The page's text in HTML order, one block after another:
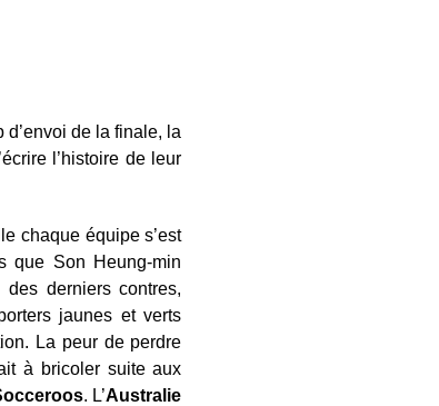
d’envoi de la finale, la
l’histoire de leur
chaque équipe s’est
que Son Heung-min
derniers contres,
jaunes et verts
La peur de perdre
à bricoler suite aux
. L’Australie